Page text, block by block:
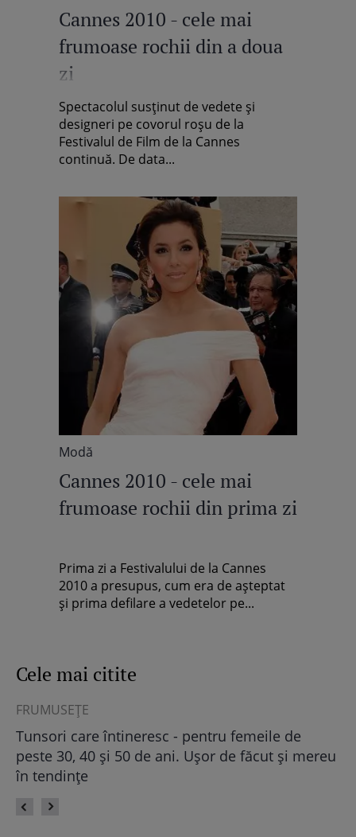
Cannes 2010 - cele mai
frumoase rochii din a doua
zi
Spectacolul susţinut de vedete şi
designeri pe covorul roşu de la
Festivalul de Film de la Cannes
continuă. De data...
Modă
Cannes 2010 - cele mai
frumoase rochii din prima zi
Prima zi a Festivalului de la Cannes
2010 a presupus, cum era de aşteptat
şi prima defilare a vedetelor pe...
Cele mai citite
de
și mereu
ASTRO FUN
Horoscop chinezesc 2024: Cele mai
zodii în Anul Dragonului